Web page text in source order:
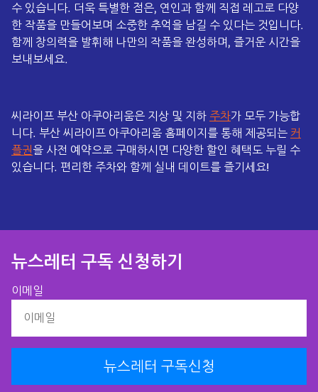
수 있습니다. 더욱 특별한 점은, 연인과 함께 직접 레고로 다양
한 작품을 만들어보며 소중한 추억을 남길 수 있다는 것입니다.
함께 창의력을 발휘해 나만의 작품을 완성하며, 즐거운 시간을
보내보세요.
씨라이프 부산 아쿠아리움은 지상 및 지하 주차가 모두 가능합
니다. 부산 씨라이프 아쿠아리움 홈페이지를 통해 제공되는 커
플권을 사전 예약으로 구매하시면 다양한 할인 혜택도 누릴 수
있습니다. 편리한 주차와 함께 실내 데이트를 즐기세요!
뉴스레터 구독 신청하기​
이메일
뉴스레터 구독신청